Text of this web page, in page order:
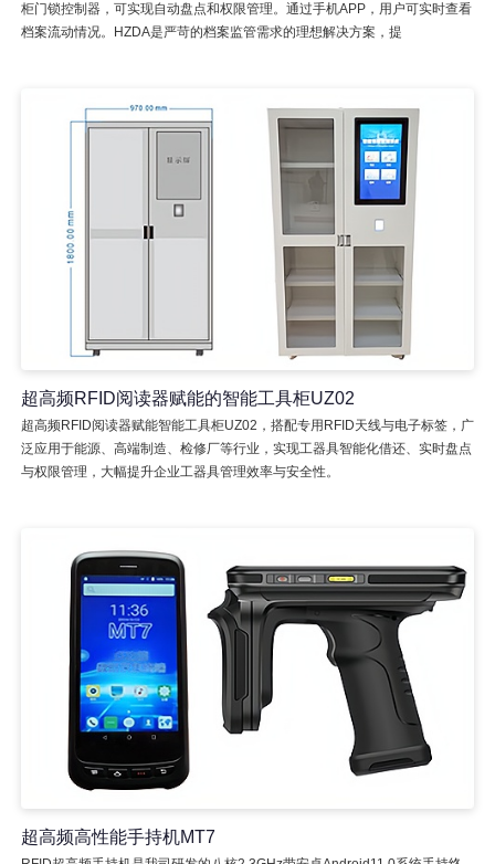
柜门锁控制器，可实现自动盘点和权限管理。通过手机APP，用户可实时查看
档案流动情况。HZDA是严苛的档案监管需求的理想解决方案，提
超高频RFID阅读器赋能的智能工具柜UZ02
超高频RFID阅读器赋能智能工具柜UZ02，搭配专用RFID天线与电子标签，广
泛应用于能源、高端制造、检修厂等行业，实现工器具智能化借还、实时盘点
与权限管理，大幅提升企业工器具管理效率与安全性。
超高频高性能手持机MT7